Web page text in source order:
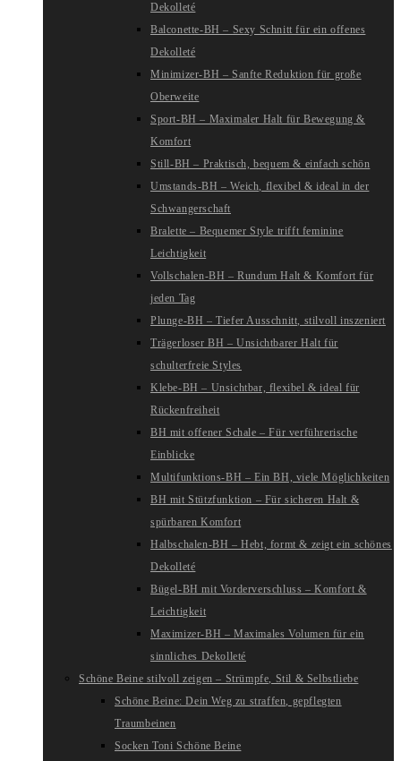
Dekolleté
Balconette-BH – Sexy Schnitt für ein offenes
Dekolleté
Minimizer-BH – Sanfte Reduktion für große
Oberweite
Sport-BH – Maximaler Halt für Bewegung &
Komfort
Still-BH – Praktisch, bequem & einfach schön
Umstands-BH – Weich, flexibel & ideal in der
Schwangerschaft
Bralette – Bequemer Style trifft feminine
Leichtigkeit
Vollschalen-BH – Rundum Halt & Komfort für
jeden Tag
Plunge-BH – Tiefer Ausschnitt, stilvoll inszeniert
Trägerloser BH – Unsichtbarer Halt für
schulterfreie Styles
Klebe-BH – Unsichtbar, flexibel & ideal für
Rückenfreiheit
BH mit offener Schale – Für verführerische
Einblicke
Multifunktions-BH – Ein BH, viele Möglichkeiten
BH mit Stützfunktion – Für sicheren Halt &
spürbaren Komfort
Halbschalen-BH – Hebt, formt & zeigt ein schönes
Dekolleté
Bügel-BH mit Vorderverschluss – Komfort &
Leichtigkeit
Maximizer-BH – Maximales Volumen für ein
sinnliches Dekolleté
Schöne Beine stilvoll zeigen – Strümpfe, Stil & Selbstliebe
Schöne Beine: Dein Weg zu straffen, gepflegten
Traumbeinen
Socken Toni Schöne Beine